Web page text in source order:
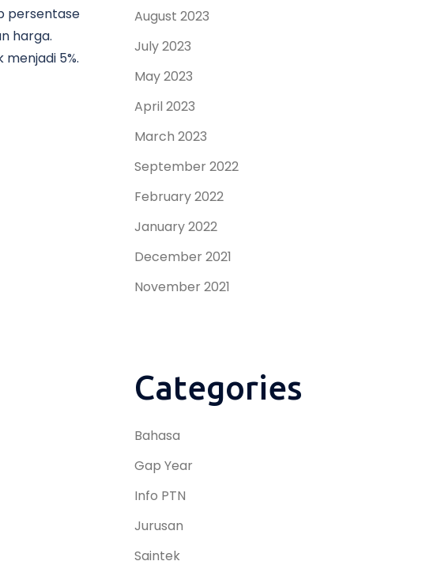
persentase
harga.
5%.
August 2023
July 2023
May 2023
April 2023
March 2023
September 2022
February 2022
January 2022
December 2021
November 2021
Categories
Bahasa
Gap Year
Info PTN
Jurusan
Saintek